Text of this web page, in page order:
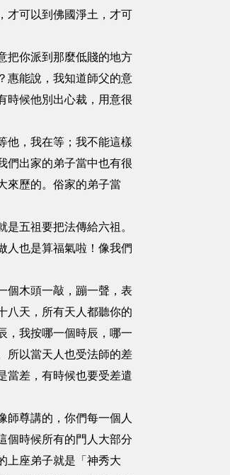
才可以到佛國淨土，才可
把你派到那麼低賤的地方
惠能說，我知道師父的意
時候他別出心裁，用意很
他，我在等；我不能這樣
們出家的弟子當中也有很
來歷的。俗家的弟子當
五祖要把法傳給六祖。
人也是算福氣啦！像我們
個木頭一敲，蹦一聲，表
八天，所有天人都聽你的
，我按哪一個時辰，哪一
所以當天人也受法師的差
當差，有時候也要受差遣
師尊講的，你們每一個人
個時候所有的門人大部分
上座弟子就是「神秀大